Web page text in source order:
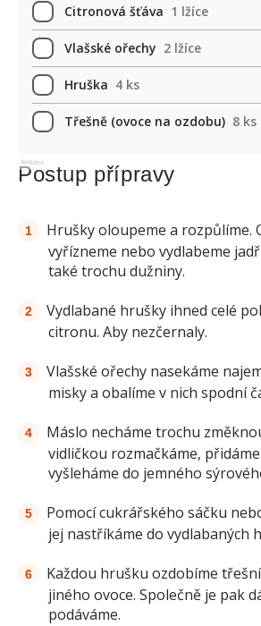
Citronová šťáva 1 lžíce
Vlašské ořechy 2 lžíce
Hruška 4 ks
Třešně (ovoce na ozdobu) 8 ks
Reklama
Postup přípravy
Hrušky oloupeme a rozpůlíme.
vyřízneme nebo vydlabeme
také trochu dužniny.
Vydlabané hrušky ihned celé
citronu. Aby nezčernaly.
Vlašské ořechy nasekáme
misky a obalíme v nich spodní
Máslo necháme trochu
vidličkou rozmačkáme,
vyšleháme do jemného
Pomocí cukrářského sáčku
jej nastříkáme do vydlabaných
Každou hrušku ozdobíme
jiného ovoce. Společně je pak
podáváme.